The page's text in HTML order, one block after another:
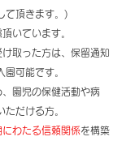
て頂きます。)
いています。
取った方は、保留通知
可能です。
園児の保健活動や病
だける方。
にわたる信頼関係を構築